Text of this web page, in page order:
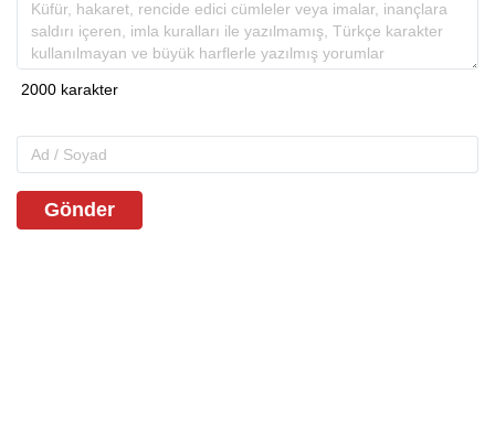
Gönder